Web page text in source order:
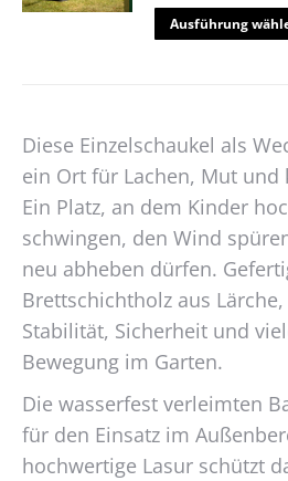
Ausführung
Diese Einzelschaukel als
ein Ort für Lachen, Mut und
Ein Platz, an dem Kinder
schwingen, den Wind
neu abheben dürfen.
Brettschichtholz aus
Stabilität, Sicherheit und
Bewegung im Garten.
Die wasserfest verleimten
für den Einsatz im
hochwertige Lasur schützt